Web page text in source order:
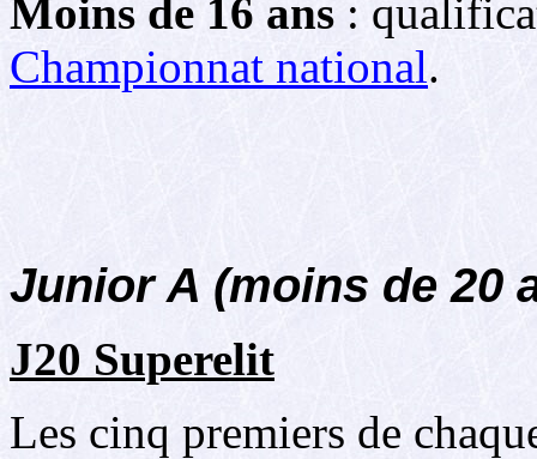
Moins de 16 ans :
Championnat national.
Junior A (moins de 20
J20 Superelit
Les cinq premiers de